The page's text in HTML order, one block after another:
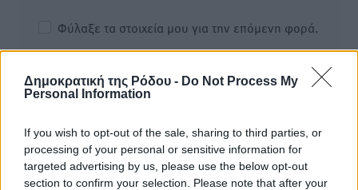
Δημοκρατική της Ρόδου - Do Not Process My
Personal Information
If you wish to opt-out of the sale, sharing to third parties, or
processing of your personal or sensitive information for
targeted advertising by us, please use the below opt-out
section to confirm your selection. Please note that after your
Φύλαξε τα στοιχεία μου για την επόμενη φορά.